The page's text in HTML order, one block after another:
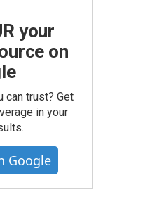
your
on
can trust? Get
in your
Google